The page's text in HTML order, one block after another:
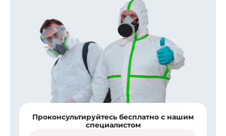
Проконсультируйтесь бесплатно с нашим
специалистом